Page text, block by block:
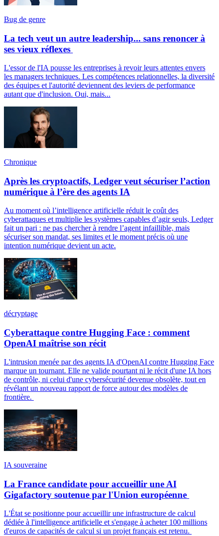
Bug de genre
La tech veut un autre leadership... sans renoncer à
ses vieux réflexes
L'essor de l'IA pousse les entreprises à revoir leurs attentes envers
les managers techniques. Les compétences relationnelles, la diversité
des équipes et l'autorité deviennent des leviers de performance
autant que d'inclusion. Oui, mais...
Chronique
Après les cryptoactifs, Ledger veut sécuriser l’action
numérique à l’ère des agents IA
Au moment où l’intelligence artificielle réduit le coût des
cyberattaques et multiplie les systèmes capables d’agir seuls, Ledger
fait un pari : ne pas chercher à rendre l’agent infaillible, mais
sécuriser son mandat, ses limites et le moment précis où une
intention numérique devient un acte.
décryptage
Cyberattaque contre Hugging Face : comment
OpenAI maîtrise son récit
L'intrusion menée par des agents IA d'OpenAI contre Hugging Face
marque un tournant. Elle ne valide pourtant ni le récit d'une IA hors
de contrôle, ni celui d'une cybersécurité devenue obsolète, tout en
révélant un nouveau rapport de force autour des modèles de
frontière.
IA souveraine
La France candidate pour accueillir une AI
Gigafactory soutenue par l'Union européenne
L'État se positionne pour accueillir une infrastructure de calcul
dédiée à l'intelligence artificielle et s'engage à acheter 100 millions
d'euros de capacités de calcul si un projet français est retenu.